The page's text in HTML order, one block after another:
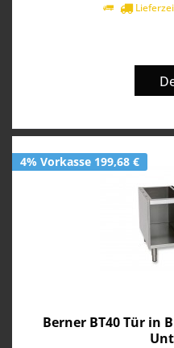
4% Vorkasse 199,68 €
Berner BT40 Tür in